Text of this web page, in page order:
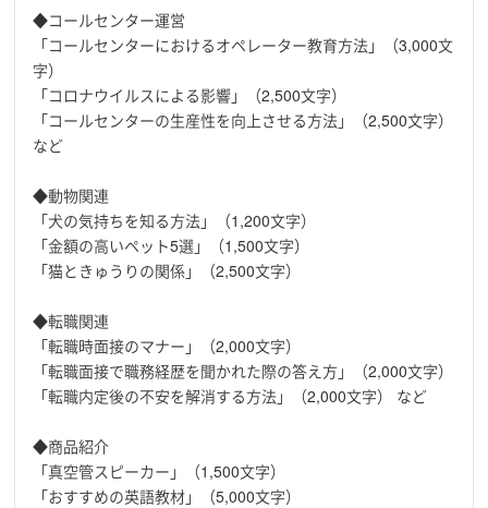
◆コールセンター運営
「コールセンターにおけるオペレーター教育方法」（3,000文
字）
「コロナウイルスによる影響」（2,500文字）
「コールセンターの生産性を向上させる方法」（2,500文字）
など
◆動物関連
「犬の気持ちを知る方法」（1,200文字）
「金額の高いペット5選」（1,500文字）
「猫ときゅうりの関係」（2,500文字）
◆転職関連
「転職時面接のマナー」（2,000文字）
「転職面接で職務経歴を聞かれた際の答え方」（2,000文字）
「転職内定後の不安を解消する方法」（2,000文字） など
◆商品紹介
「真空管スピーカー」（1,500文字）
「おすすめの英語教材」（5,000文字）